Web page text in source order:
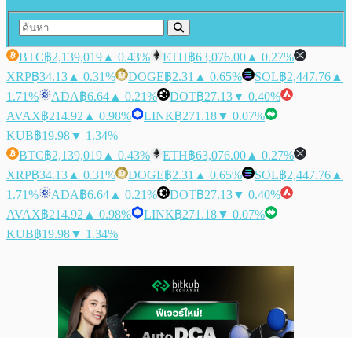
BTC฿2,139,019 ▲ 0.43% ETH฿63,076.00 ▲ 0.27%
XRP฿34.13 ▲ 0.31% DOGE฿2.31 ▲ 0.65% SOL฿2,447.76 ▲
1.71%
ADA฿6.64 ▲ 0.21% DOT฿27.13▼ 0.40%
AVAX฿214.92 ▲ 0.98% LINK฿271.18▼ 0.07%
KUB฿19.98▼ 1.34%
BTC฿2,139,019 ▲ 0.43% ETH฿63,076.00 ▲ 0.27%
XRP฿34.13 ▲ 0.31% DOGE฿2.31 ▲ 0.65% SOL฿2,447.76 ▲
1.71%
ADA฿6.64 ▲ 0.21% DOT฿27.13▼ 0.40%
AVAX฿214.92 ▲ 0.98% LINK฿271.18▼ 0.07%
KUB฿19.98▼ 1.34%